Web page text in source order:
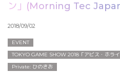
ン」(Morning Tec
2018/09/02
EVENT
TOKYO GAME SHOW 2018「アビス・ホラ
Private: ひのきお